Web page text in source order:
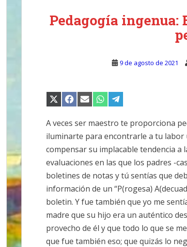
Pedagogía ingenua:
9 de agosto de 2021
COMPARTIR
EN
COMPARTIR
EN
COMPARTIR
EN
COMPARTIR
EN
COMPARTIR
EN
A veces ser maestro te proporciona
iluminarte para encontrarle a tu labor
compensar su implacable tendencia a
evaluaciones en las que los padres -
boletines de notas y tú sentías que
información de un “P(rogesa)
boletin. Y fue también que yo me
madre que su hijo era un auténtico
provecho de él y que todo lo que se
que fue también eso; que quizás lo